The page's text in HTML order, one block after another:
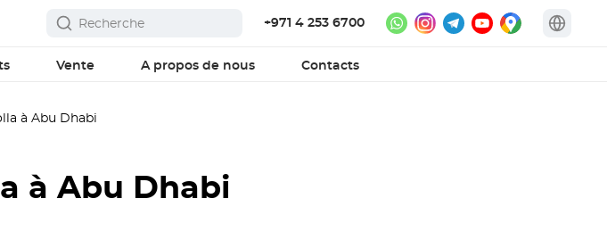
+971 4 253 6700
Vente A propos de nous Contacts
à Abu Dhabi
à Abu Dhabi